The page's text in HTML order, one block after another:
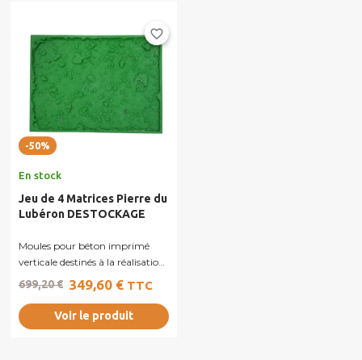
-50%
favorite_border
En stock
Jeu de 4 Matrices Pierre du
Lubéron DESTOCKAGE
Moules pour béton imprimé
verticale destinés à la réalisation
de murs, murets ou façades en...
349,60 € TTC
699,20 €
Voir le produit